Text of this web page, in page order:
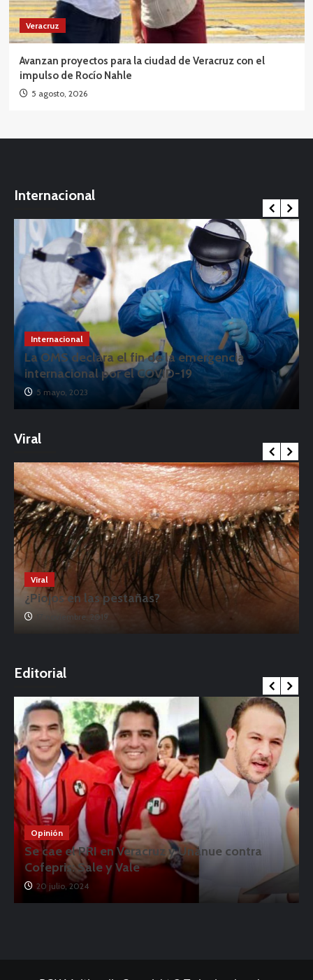
Veracruz
Avanzan proyectos para la ciudad de Veracruz con el
impulso de Rocío Nahle
5 agosto, 2026
Internacional
Internacional
La OMS declara el fin de la emergencia
internacional por el COVID-19
5 mayo, 2023
Viral
Viral
¿Piojos en las pestañas?
17 noviembre, 2019
Editorial
Opinión
Se cae el PRI en Veracruz y Unánue contra
Cofepris: Sale y Vale
20 julio, 2024